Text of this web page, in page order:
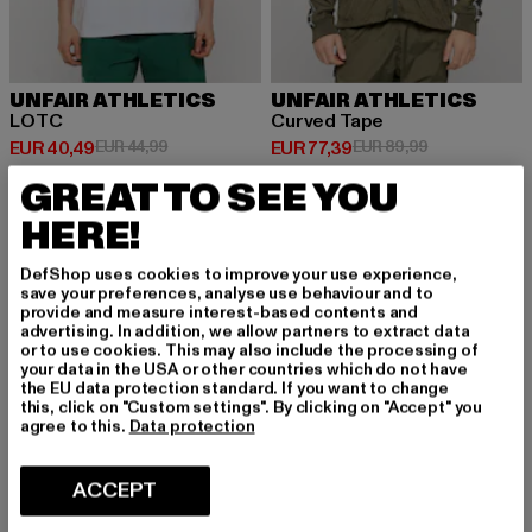
UNFAIR ATHLETICS
LOTC
EUR 40,49
Huidige prijs: EUR 40,49
EUR 44,99Actieprijs: EUR 44,99
UNFAIR ATHLETICS
Curved Tape
EUR 77,39
Huidige prijs: EUR 77,39
EUR 89,99Actieprijs:
-13%
GREAT TO SEE YOU
HERE!
DefShop uses cookies to improve your use experience,
save your preferences, analyse use behaviour and to
provide and measure interest-based contents and
advertising. In addition, we allow partners to extract data
or to use cookies. This may also include the processing of
your data in the USA or other countries which do not have
the EU data protection standard. If you want to change
this, click on "Custom settings". By clicking on "Accept" you
agree to this. Data protection
ACCEPT